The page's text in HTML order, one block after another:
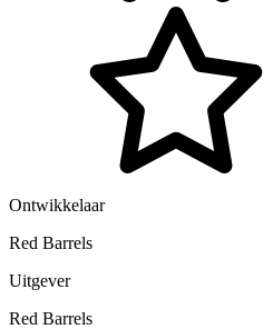
Ontwikkelaar
Red Barrels
Uitgever
Red Barrels